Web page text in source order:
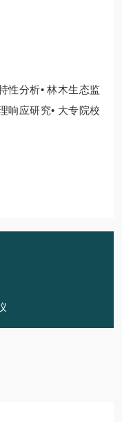
性分析• 林木生态监
响应研究• 大专院校